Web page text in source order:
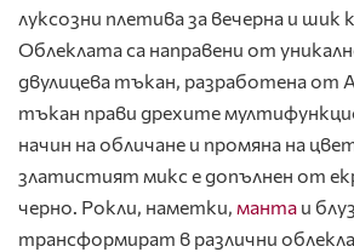
луксозни плетива за вечерна и шик
Облеклата са направени от
двулицева тъкан, разработена от
тъкан прави дрехите
начин на обличане и промяна на
златистият микс е допълнен от
черно. Рокли, наметки, манта и
трансформират в различни